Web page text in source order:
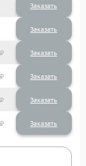
Заказать
Заказать